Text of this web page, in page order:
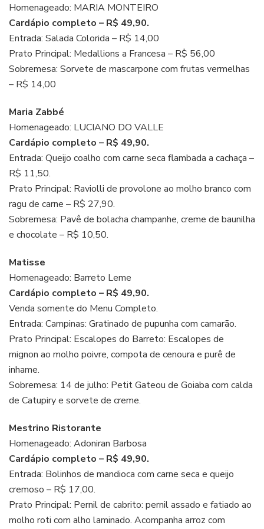
Homenageado: MARIA MONTEIRO
Cardápio completo – R$ 49,90.
Entrada: Salada Colorida – R$ 14,00
Prato Principal: Medallions a Francesa – R$ 56,00
Sobremesa: Sorvete de mascarpone com frutas vermelhas
– R$ 14,00
Maria Zabbé
Homenageado: LUCIANO DO VALLE
Cardápio completo – R$ 49,90.
Entrada: Queijo coalho com carne seca flambada a cachaça –
R$ 11,50.
Prato Principal: Raviolli de provolone ao molho branco com
ragu de carne – R$ 27,90.
Sobremesa: Pavê de bolacha champanhe, creme de baunilha
e chocolate – R$ 10,50.
Matisse
Homenageado: Barreto Leme
Cardápio completo – R$ 49,90.
Venda somente do Menu Completo.
Entrada: Campinas: Gratinado de pupunha com camarão.
Prato Principal: Escalopes do Barreto: Escalopes de
mignon ao molho poivre, compota de cenoura e purê de
inhame.
Sobremesa: 14 de julho: Petit Gateou de Goiaba com calda
de Catupiry e sorvete de creme.
Mestrino Ristorante
Homenageado: Adoniran Barbosa
Cardápio completo – R$ 49,90.
Entrada: Bolinhos de mandioca com carne seca e queijo
cremoso – R$ 17,00.
Prato Principal: Pernil de cabrito: pernil assado e fatiado ao
molho roti com alho laminado. Acompanha arroz com